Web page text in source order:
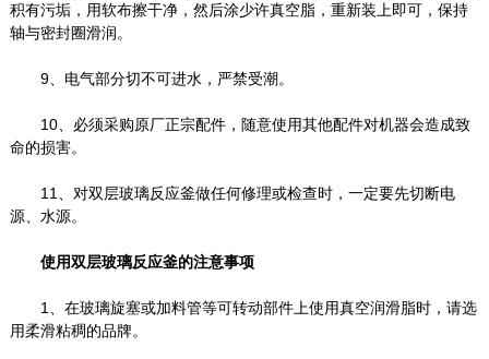
积有污垢，用软布擦干净，然后涂少许真空脂，重新装上即可，保持
轴与密封圈滑润。
9、电气部分切不可进水，严禁受潮。
10、必须采购原厂正宗配件，随意使用其他配件对机器会造成致
命的损害。
11、对双层玻璃反应釜做任何修理或检查时，一定要先切断电
源、水源。
使用双层玻璃反应釜的注意事项
1、在玻璃旋塞或加料管等可转动部件上使用真空润滑脂时，请选
用柔滑粘稠的品牌。